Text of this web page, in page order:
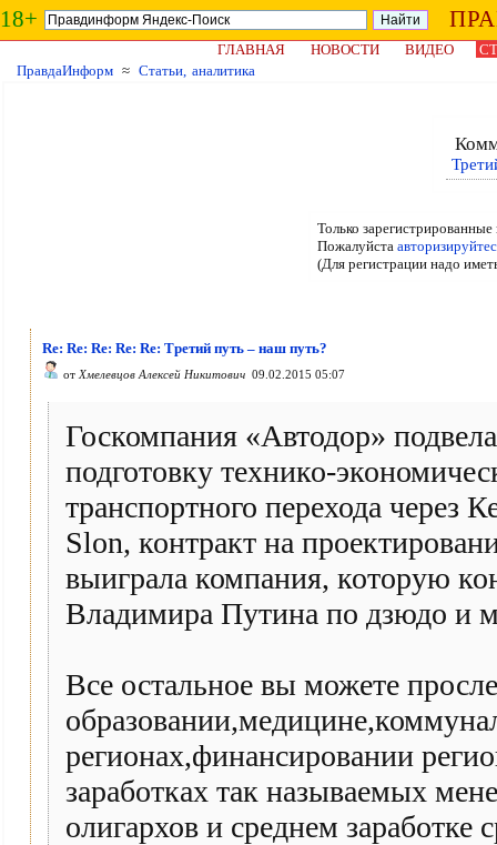
18+
ГЛАВНАЯ НОВОСТИ ВИДЕО
ПравдаИнформ ≈ Статьи, аналитика
Только
Пожалуйста
(Для регистрации надо
Re: Re: Re: Re: Re: Третий путь – наш путь?
от Хмелевцов Алексей Никитович 09.02.2015 05:07
Госкомпания «Автодор»
подготовку технико-
транспортного перехода через
Slon, контракт на
выиграла компания, которую
Владимира Путина по дзюдо и
Все остальное вы можете
регионах,финансировании
заработках так называемых
олигархов и среднем заработке